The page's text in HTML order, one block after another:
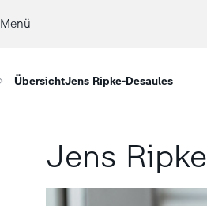
Menü
ÜbersichtJens Ripke-Desaules
Jens